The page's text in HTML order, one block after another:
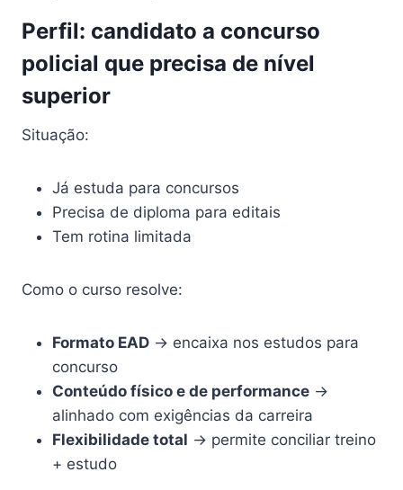
Perfil: candidato a concurso
policial que precisa de nível
superior
Situação:
Já estuda para concursos
Precisa de diploma para editais
Tem rotina limitada
Como o curso resolve:
Formato EAD → encaixa nos estudos para
concurso
Conteúdo físico e de performance →
alinhado com exigências da carreira
Flexibilidade total → permite conciliar treino
+ estudo